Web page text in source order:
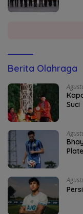
Berita Olahraga
Suci